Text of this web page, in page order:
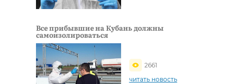
Все прибывшие на Кубань должны
самоизолироваться
2661
читать новость